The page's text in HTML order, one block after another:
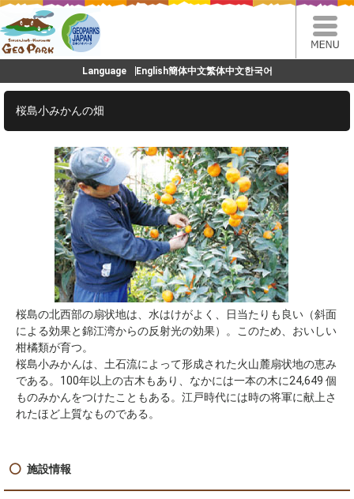
Language English簡体中文繁体中文한국어
桜島小みかんの畑
桜島の北西部の扇状地は、水はけがよく、日当たりも良い（斜面
による効果と錦江湾からの反射光の効果）。このため、おいしい
柑橘類が育つ。
桜島小みかんは、土石流によって形成された火山麓扇状地の恵み
である。100年以上の古木もあり、なかには一本の木に24,649 個
ものみかんをつけたこともある。江戸時代には時の将軍に献上さ
れたほど上質なものである。
施設情報